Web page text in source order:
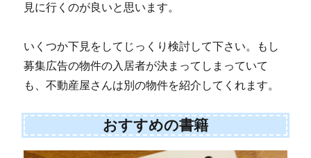
見に行くのが良いと思います。
いくつか下見をしてじっくり検討して下さい。もし
募集広告の物件の入居者が決まってしまっていて
も、不動産屋さんは別の物件を紹介してくれます。
おすすめの書籍